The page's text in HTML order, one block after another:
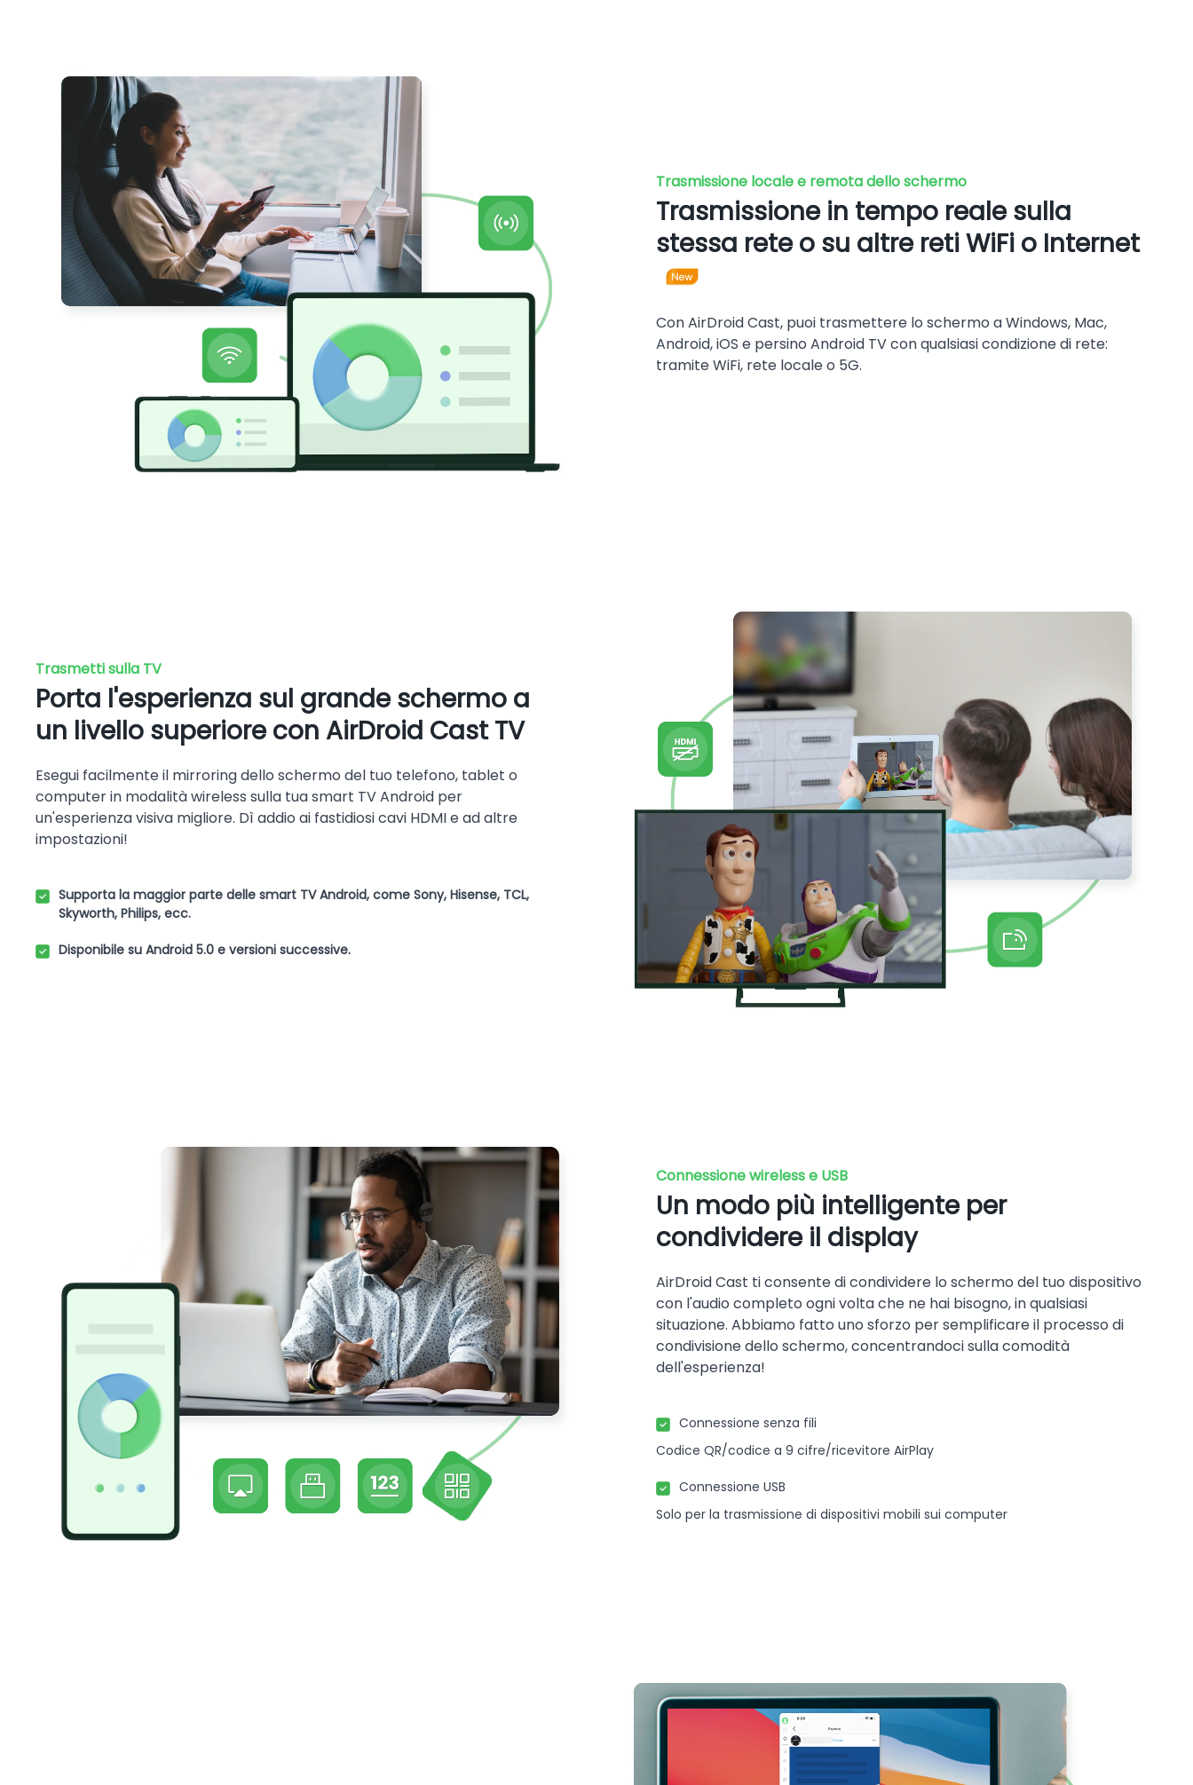
Trasmissione locale e remota dello schermo
Trasmissione in tempo reale sulla
stessa rete o su altre reti WiFi o Internet
Con AirDroid Cast, puoi trasmettere lo schermo a Windows, Mac,
Android, iOS e persino Android TV con qualsiasi condizione di rete:
tramite WiFi, rete locale o 5G.
Trasmetti sulla TV
Porta l'esperienza sul grande schermo a
un livello superiore con AirDroid Cast TV
Esegui facilmente il mirroring dello schermo del tuo telefono, tablet o
computer in modalità wireless sulla tua smart TV Android per
un'esperienza visiva migliore. Dì addio ai fastidiosi cavi HDMI e ad altre
impostazioni!
Supporta la maggior parte delle smart TV Android, come Sony, Hisense, TCL,
Skyworth, Philips, ecc.
Disponibile su Android 5.0 e versioni successive.
Connessione wireless e USB
Un modo più intelligente per
condividere il display
AirDroid Cast ti consente di condividere lo schermo del tuo dispositivo
con l'audio completo ogni volta che ne hai bisogno, in qualsiasi
situazione. Abbiamo fatto uno sforzo per semplificare il processo di
condivisione dello schermo, concentrandoci sulla comodità
dell'esperienza!
Connessione senza fili
Codice QR/codice a 9 cifre/ricevitore AirPlay
Connessione USB
Solo per la trasmissione di dispositivi mobili sui computer